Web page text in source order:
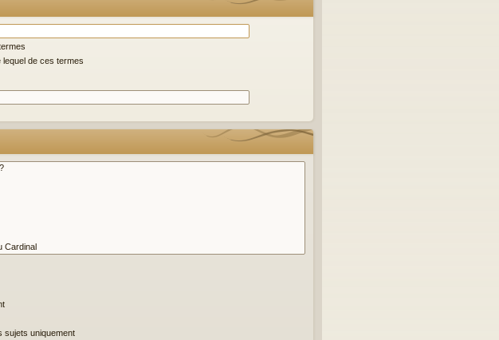
lequel de ces termes
sujets uniquement